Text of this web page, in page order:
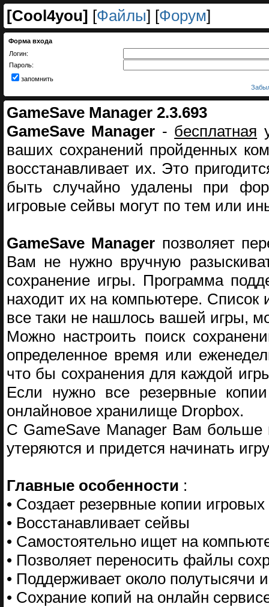
[Cool4you] [Файлы] [Форум]
Форма входа
Логин:
Пароль:
запомнить
GameSave Manager 2.3.693
GameSave Manager - бесплатная
ваших сохранений пройденных
восстанавливает их. Это
быть случайно удалены при
игровые сейвы могут по тем или
GameSave Manager позволяет
Вам не нужно вручную
сохранение игры. Программа
находит их на компьютере. Список
все таки не нашлось вашей игры,
Можно настроить поиск
определенное время или
что бы сохранения для каждой
Если нужно все резервные
онлайновое хранилище Dropbox.
С GameSave Manager Вам больше
утеряются и придется начинать
Главные особенности :
• Создает резервные копии
• Восстанавливает сейвы
• Самостоятельно ищет на
• Позволяет переносить файлы
• Поддерживает около полутысячи
• Сохрание копий на онлайн